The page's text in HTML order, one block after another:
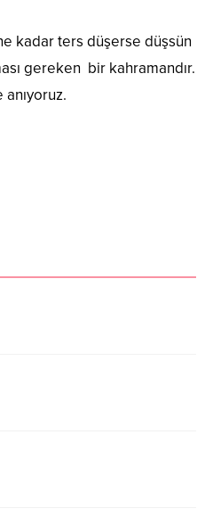
kadar ters düşerse düşsün
gereken bir kahramandır.